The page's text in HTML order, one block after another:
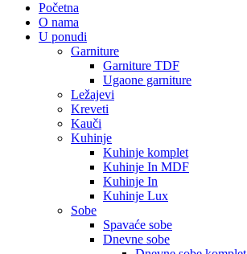
Početna
O nama
U ponudi
Garniture
Garniture TDF
Ugaone garniture
Ležajevi
Kreveti
Kauči
Kuhinje
Kuhinje komplet
Kuhinje In MDF
Kuhinje In
Kuhinje Lux
Sobe
Spavaće sobe
Dnevne sobe